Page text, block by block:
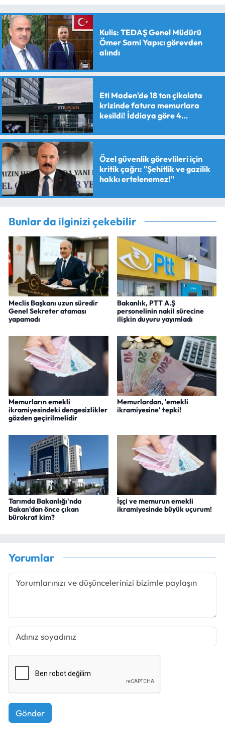
Kulis: TEDAŞ Genel Müdürü
Ömer Sami Yapıcı görevden
alındı
Eti Maden'de 18 ton çikolata
krizinde fatura memurlara
kesildi! İddiaya göre 4
verildi
Özel güvenlik görevlileri için
kritik çağrı: "Şehitlik ve gazilik
hakkı ertelenemez!"
Bunlar da ilginizi çekebilir
Meclis Başkanı uzun süredir
Genel Sekreter ataması
yapamadı
Bakanlık, PTT A.Ş
personelinin nakil sürecine
ilişkin duyuru yayımladı
Memurların emekli
ikramiyesindeki dengesizlikler
gözden geçirilmelidir
Memurlardan, 'emekli
ikramiyesine' tepki!
Tarımda Bakanlığı'nda
Bakan'dan önce çıkan
bürokrat kim?
İşçi ve memurun emekli
ikramiyesinde büyük uçurum!
Yorumlar
Gönder